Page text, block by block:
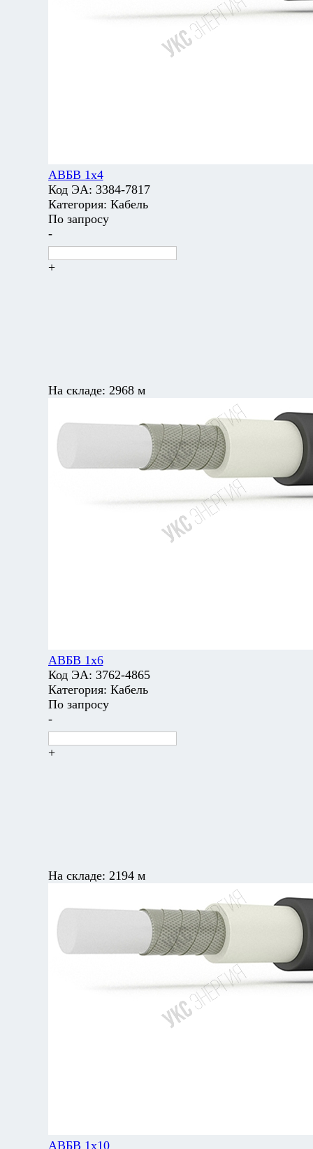
АВБВ 1х4
Код ЭА: 3384-7817
Категория: Кабель
По запросу
-
+
На складе: 2968 м
АВБВ 1х6
Код ЭА: 3762-4865
Категория: Кабель
По запросу
-
+
На складе: 2194 м
АВБВ 1х10